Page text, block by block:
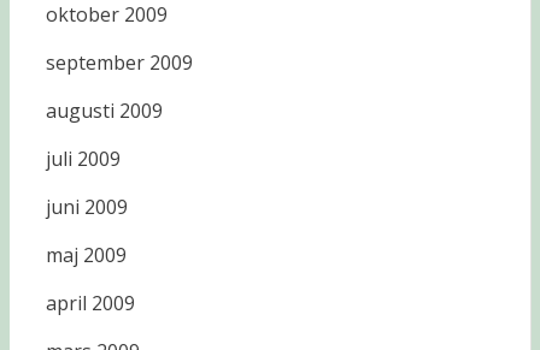
oktober 2009
september 2009
augusti 2009
juli 2009
juni 2009
maj 2009
april 2009